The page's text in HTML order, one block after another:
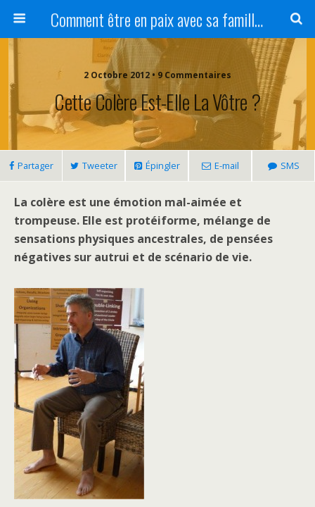
Comment être en paix avec sa famille ?
2 Octobre 2012 • 9 Commentaires
Cette Colère Est-Elle La Vôtre ?
Partager Tweeter Épingler E-mail SMS
La colère est une émotion mal-aimée et
trompeuse. Elle est protéiforme, mélange de
sensations physiques ancestrales, de pensées
négatives sur autrui et de scénario de vie.